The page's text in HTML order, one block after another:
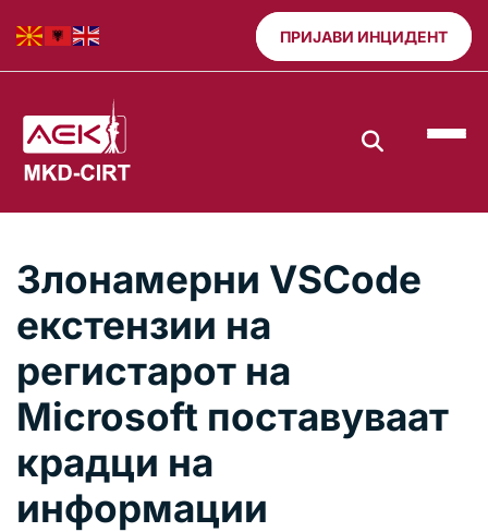
ПРИЈАВИ ИНЦИДЕНТ
Злонамерни VSCode
екстензии на
регистарот на
Microsoft поставуваат
крадци на
информации